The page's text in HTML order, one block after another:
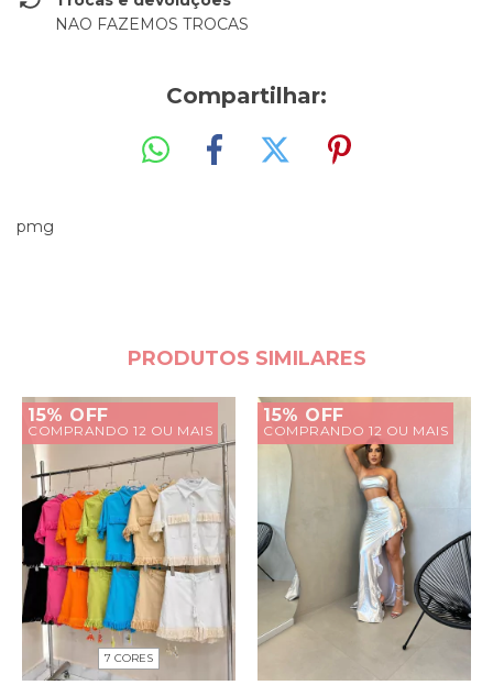
NAO FAZEMOS TROCAS
Compartilhar:
pmg
PRODUTOS SIMILARES
15% OFF
COMPRANDO 12 OU MAIS
7 CORES
15% OFF
COMPRANDO 12 OU MAIS